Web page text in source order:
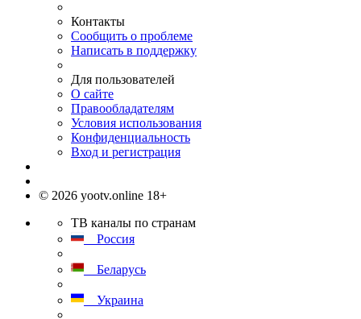
Контакты
Сообщить о проблеме
Написать в поддержку
Для пользователей
О сайте
Правообладателям
Условия использования
Конфиденциальность
Вход и регистрация
© 2026 yootv.online 18+
ТВ каналы по странам
Россия
Беларусь
Украина